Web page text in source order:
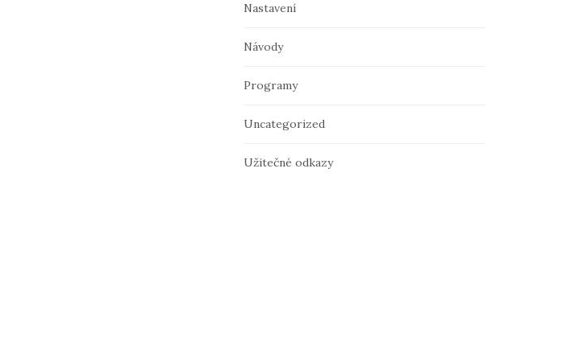
Nastavení
Návody
Programy
Uncategorized
Užitečné odkazy